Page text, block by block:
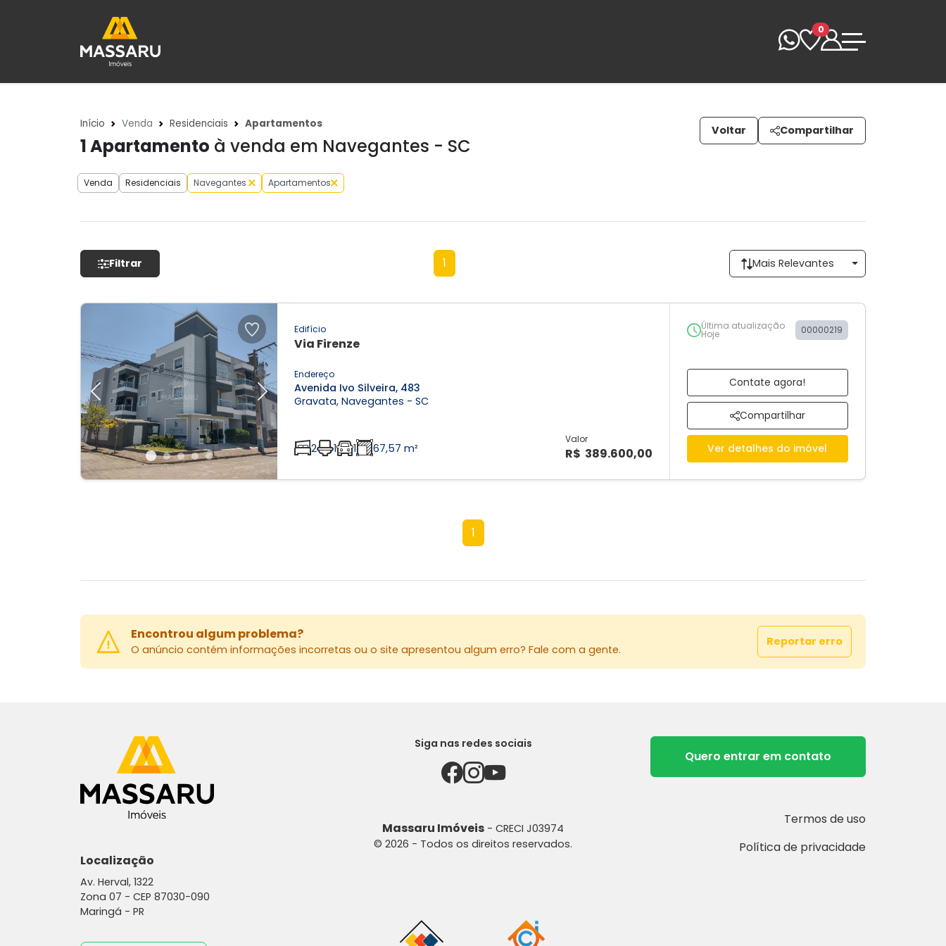
0
Início Venda Residenciais Apartamentos
1Apartamento à venda em Navegantes - SC
Voltar Compartilhar
Venda Residenciais Navegantes Apartamentos
Filtrar 1 Mais Relevantes
Previous Next
Edifício
Via Firenze
Endereço
Avenida Ivo Silveira, 483
Gravata, Navegantes - SC
2 1 1 67,57 m²
Valor
R$ 389.600,00
Última atualização
Hoje 00000219
Contate agora!
Compartilhar
Ver detalhes do imóvel
1
Encontrou algum problema?
O anúncio contém informações incorretas ou o site apresentou algum erro? Fale com a gente.
Reportar erro
Localização
Av. Herval, 1322
Zona 07 - CEP 87030-090
Maringá - PR
Siga nas redes sociais
Massaru Imóveis - CRECI J03974
© 2026 - Todos os direitos reservados.
Quero entrar em contato
Termos de uso
Política de privacidade